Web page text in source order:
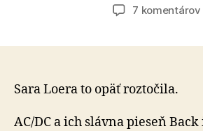
7 komentárov
Sara Loera to opäť roztočila.
AC/DC a ich slávna pieseň